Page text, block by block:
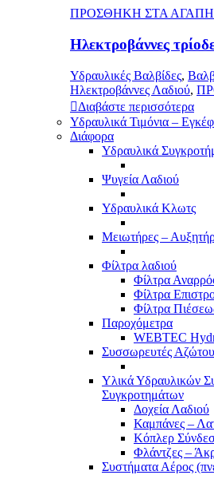
ΠΡΟΣΘΗΚΗ ΣΤΑ
Ηλεκτροβάννες
Υδραυλικές Βαλβίδες,
Ηλεκτροβάννες Λαδιού,
Διαβάστε περισσότερα
Υδραυλικά Τιμόνια –
Διάφορα
Υδραυλικά
Ψυγεία Λαδιού
Υδραυλικά Κλωτς
Μειωτήρες –
Φίλτρα λαδιού
Φίλτρα
Φίλτρα
Φίλτρα
Παροχόμετρα
WEBTEC
Συσσωρευτές Αζώτου
Υλικά Υδραυλικών
Συγκροτημάτων
Δοχεία Λαδιού
Καμπάνες –
Κόπλερ
Φλάντζες –
Συστήματα Αέρος